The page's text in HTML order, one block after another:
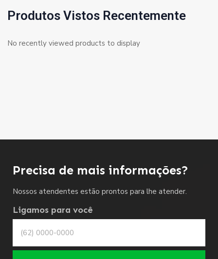
Produtos Vistos Recentemente
No recently viewed products to display
Precisa de mais informações?
Nossos atendentes estão prontos para lhe atender.
Ligamos para você